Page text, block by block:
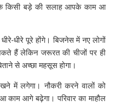
किसी बड़े की सलाह आपके काम आ
धीरे पूरे होंगे। बिजनेस में नए लोगों
हैं लेकिन जरूरत की चीजों पर ही
से अच्छा महसूस होगा।
में लगेगा। नौकरी करने वालों को
आगे बढ़ेगा। परिवार का माहौल